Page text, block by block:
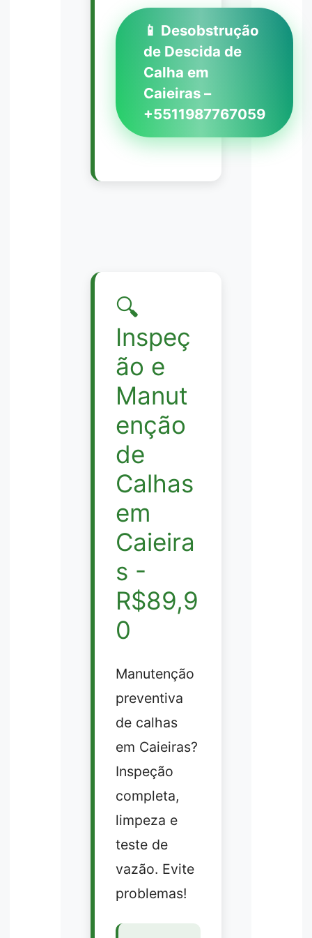
📱 Desobstrução
de Descida de
Calha em
Caieiras –
+5511987767059
🔍
Inspeç
ão e
Manut
enção
de
Calhas
em
Caieira
s -
R$89,9
0
Manutenção
preventiva
de calhas
em Caieiras?
Inspeção
completa,
limpeza e
teste de
vazão. Evite
problemas!